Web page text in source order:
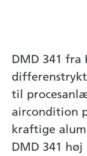
DMD 341 fra
til
aircondition
kraftige
DMD 341